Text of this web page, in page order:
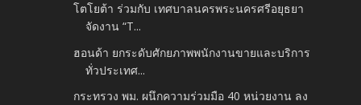
โตโยต้า ร่วมกับ เทศบาลนครพระนครศรีอยุธยา
จัดงาน “T...
ฮอนด้า ยกระดับศักยภาพพนักงานขายและบริการ
ทั่วประเทศ...
กระทรวง พม. ผนึกความร่วมมือ 40 หน่วยงาน ลง